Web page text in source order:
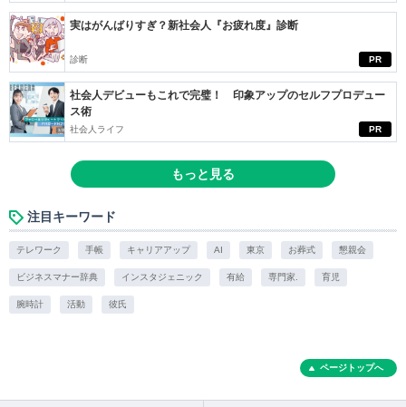
PR
実はがんばりすぎ？新社会人『お疲れ度』診断
診断
PR
社会人デビューもこれで完璧！ 印象アップのセルフプロデュー
ス術
社会人ライフ
もっと見る
注目キーワード
テレワーク 手帳 キャリアアップ AI 東京 お葬式 懇親会
ビジネスマナー辞典 インスタジェニック 有給 専門家. 育児
腕時計 活動 彼氏
ページトップへ